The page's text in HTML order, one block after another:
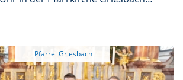
zu einem kräftigen
Ruf bündeln. Der Eintritt ist
Pfarrei Griesbach